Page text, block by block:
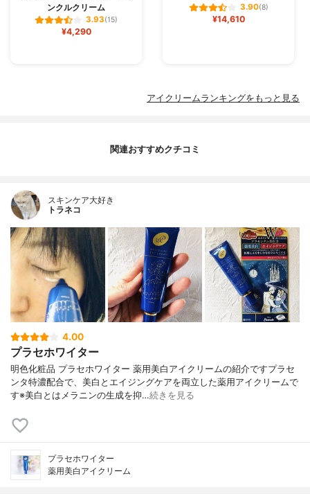
ンクルクリーム
3.93(15)
¥4,290
3.90(8)
¥14,610
アイクリームランキングをもっと見る
関連おすすめクチコミ
スキンケア大好き
トラネコ
4.00
プラセホワイター
明色化粧品 プラセホワイター 薬用美白アイクリームの紹介ですプラセ
ンタ特濃配合で、美白とエイジングケアを両立した薬用アイクリームで
す※美白とはメラニンの生成を抑…続きを見る
プラセホワイター
薬用美白アイクリーム